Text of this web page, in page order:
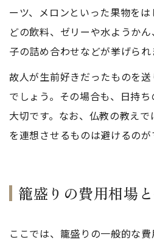
ーツ、メロンといった果物を
どの飲料、ゼリーや水ようか
子の詰め合わせなどが挙げられ
故人が生前好きだったものを
でしょう。その場合も、日持
大切です。なお、仏教の教えで
を連想させるものは避けるのが
籠盛りの費用相場
ここでは、籠盛りの一般的な費